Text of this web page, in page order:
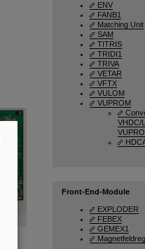
ENV
FANB1
Matching Unit
SAM
TITRIS
TRIDI1
TRIVA
VETAR
VFTX
VULOM
VUPROM
VHDC/
Front-End-Module
EXPLODER
FEBEX
GEMEX1